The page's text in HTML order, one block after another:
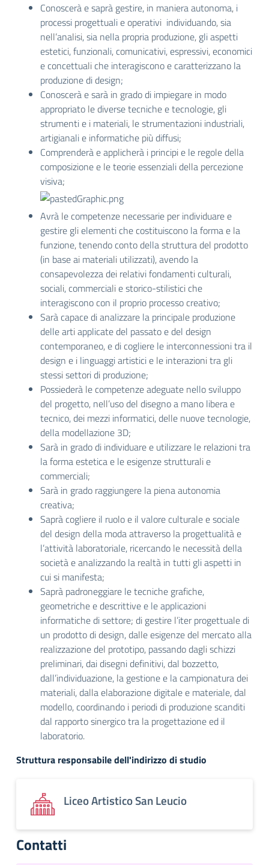
Conoscerà e saprà gestire, in maniera autonoma, i
processi progettuali e operativi individuando, sia
nell’analisi, sia nella propria produzione, gli aspetti
estetici, funzionali, comunicativi, espressivi, economici
e concettuali che interagiscono e caratterizzano la
produzione di design;
Conoscerà e sarà in grado di impiegare in modo
appropriato le diverse tecniche e tecnologie, gli
strumenti e i materiali, le strumentazioni industriali,
artigianali e informatiche più diffusi;
Comprenderà e applicherà i principi e le regole della
composizione e le teorie essenziali della percezione
visiva;
Avrà le competenze necessarie per individuare e
gestire gli elementi che costituiscono la forma e la
funzione, tenendo conto della struttura del prodotto
(in base ai materiali utilizzati), avendo la
consapevolezza dei relativi fondamenti culturali,
sociali, commerciali e storico-stilistici che
interagiscono con il proprio processo creativo;
Sarà capace di analizzare la principale produzione
delle arti applicate del passato e del design
contemporaneo, e di cogliere le interconnessioni tra il
design e i linguaggi artistici e le interazioni tra gli
stessi settori di produzione;
Possiederà le competenze adeguate nello sviluppo
del progetto, nell’uso del disegno a mano libera e
tecnico, dei mezzi informatici, delle nuove tecnologie,
della modellazione 3D;
Sarà in grado di individuare e utilizzare le relazioni tra
la forma estetica e le esigenze strutturali e
commerciali;
Sarà in grado raggiungere la piena autonomia
creativa;
Saprà cogliere il ruolo e il valore culturale e sociale
del design della moda attraverso la progettualità e
l’attività laboratoriale, ricercando le necessità della
società e analizzando la realtà in tutti gli aspetti in
cui si manifesta;
Saprà padroneggiare le tecniche grafiche,
geometriche e descrittive e le applicazioni
informatiche di settore; di gestire l’iter progettuale di
un prodotto di design, dalle esigenze del mercato alla
realizzazione del prototipo, passando dagli schizzi
preliminari, dai disegni definitivi, dal bozzetto,
dall’individuazione, la gestione e la campionatura dei
materiali, dalla elaborazione digitale e materiale, dal
modello, coordinando i periodi di produzione scanditi
dal rapporto sinergico tra la progettazione ed il
laboratorio.
Struttura responsabile dell'indirizzo di studio
Liceo Artistico San Leucio
Contatti